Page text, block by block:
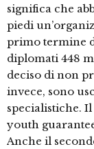
significa che
piedi
primo termine
diplomati 448
deciso di non
invece, sono
specialistiche.
youth
Anche il